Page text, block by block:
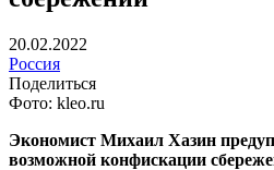
20.02.2022
Россия
Поделиться
Фото: kleo.ru
Экономист Михаил Хазин
возможной конфискации